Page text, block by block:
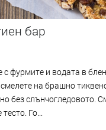
бар
с фурмите и водата в
на брашно
без слънчогледовото.
Го...